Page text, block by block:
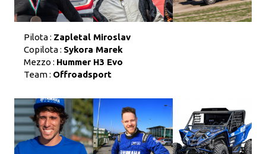
Pilota : Zapletal Miroslav
Copilota : Sykora Marek
Mezzo : Hummer H3 Evo
Team : Offroadsport